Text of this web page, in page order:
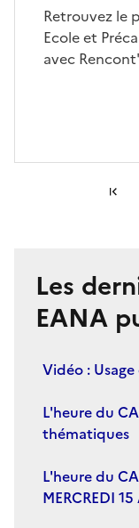
Corps
Retrouvez le
Ecole et
avec
Les
EANA
Vidéo :
L'heure du
thématiques
L'heure du